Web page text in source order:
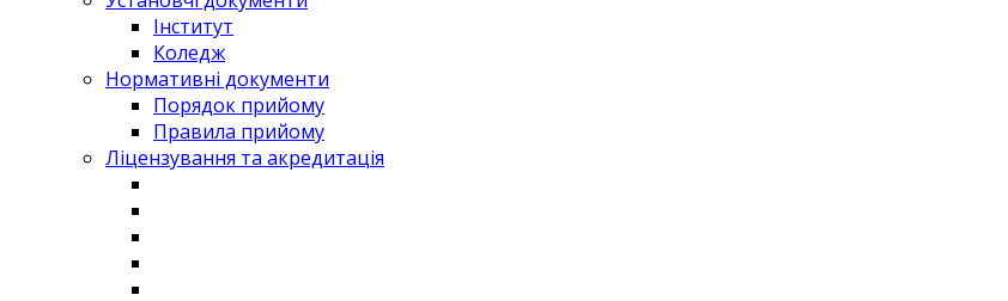
Інститут
Коледж
Нормативні документи
Порядок прийому
Правила прийому
Ліцензування та акредитація